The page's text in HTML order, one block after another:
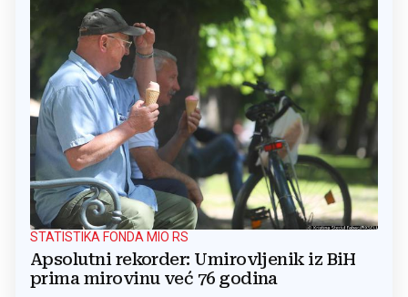
STATISTIKA FONDA MIO RS
Apsolutni rekorder: Umirovljenik iz BiH
prima mirovinu već 76 godina